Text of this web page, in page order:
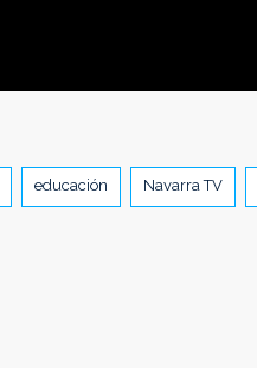
educación Navarra TV